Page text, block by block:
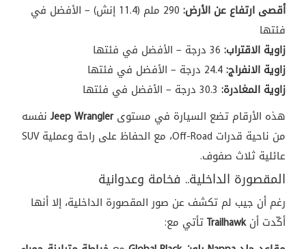
أقصى ارتفاع عن الأرض:
290 ملم (11.4 إنش) – الأفضل في
فئتها
زاوية الاقتراب:
زاوية الانفراج:
زاوية المغادرة:
هذه الأرقام تضع السيارة في مستوىJeep Wranglerنفسه
من ناحية قدرات Off-Road، مع الحفاظ على راحة وعملية SUV
عائلية ثلاث صفوف.
المقصورة الداخلية.. فخامة وعدوانية
رغم أن جيب لم تكشف عن صور المقصورة الداخلية، إلا أنها
أكّدت أنTrailhawkتأتي مع: